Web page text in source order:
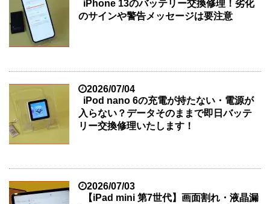
iPhone 13のバッテリー交換修理！劣化
のサインや警告メッセージは要注意
2026/07/04
iPod nano 6の充電が持たない・電源が
入らない？データそのままで即日バッテ
リー交換修理いたします！
2026/07/03
【iPad mini 第7世代】画面割れ・液晶漏